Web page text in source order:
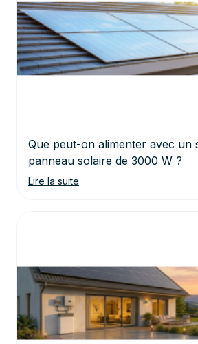
Que peut-on alimenter avec un
panneau solaire de 3000 W ?
Lire la suite